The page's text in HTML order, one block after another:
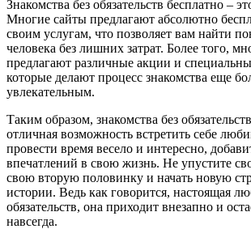
Знакомства без обязательств бесплатно –
Многие сайты предлагают абсолютно
своим услугам, что позволяет вам найти
человека без лишних затрат. Более того,
предлагают различные акции и
которые делают процесс знакомства еще
увлекательным.
Таким образом, знакомства без
отличная возможность встретить себе
провести время весело и интересно,
впечатлений в свою жизнь. Не упустите
свою вторую половинку и начать новую
истории. Ведь как говорится, настоящая
обязательств, она приходит внезапно и
навсегда.